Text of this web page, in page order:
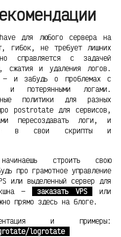
для любого сервера на
гибок, не требует лишних
справляется с задачей
сжатия и удаления логов.
— и забудь о проблемах с
и потерянными логами.
политики для разных
postrotate для сервисов,
пересоздавать логи, и
в свои скрипты и
строить свою
про грамотное управление
или выделенный сервер для
—
заказать VPS
или
прямо здесь на блоге.
и примеры:
logrotate